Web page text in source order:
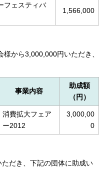
フェスティバ
1,566,000
から3,000,000円いただき、
事業内容
助成額
（円）
消費拡大フェア
ー2012
3,000,00
0
だき、下記の団体に助成い